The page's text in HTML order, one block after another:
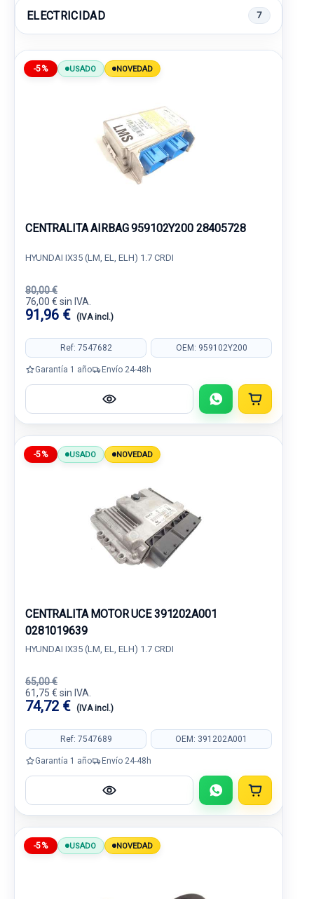
ELECTRICIDAD 7
-5% USADO NOVEDAD
CENTRALITA AIRBAG 959102Y200 28405728
HYUNDAI IX35 (LM, EL, ELH) 1.7 CRDI
80,00 €
76,00 € sin IVA.
91,96 € (IVA incl.)
Ref: 7547682 OEM: 959102Y200
Garantía 1 año Envío 24-48h
-5% USADO NOVEDAD
CENTRALITA MOTOR UCE 391202A001
0281019639
HYUNDAI IX35 (LM, EL, ELH) 1.7 CRDI
65,00 €
61,75 € sin IVA.
74,72 € (IVA incl.)
Ref: 7547689 OEM: 391202A001
Garantía 1 año Envío 24-48h
-5% USADO NOVEDAD